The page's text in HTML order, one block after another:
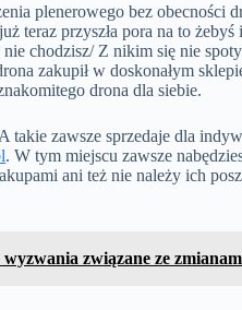
plenerowego bez obecności
teraz przyszła pora na to
chodzisz/ Z nikim się nie
zakupił w doskonałym
drona dla siebie.
takie zawsze sprzedaje dla
. W tym miejscu zawsze
ani też nie należy ich
związane ze